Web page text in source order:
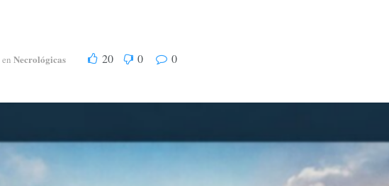
en Necrológicas 20 0 0